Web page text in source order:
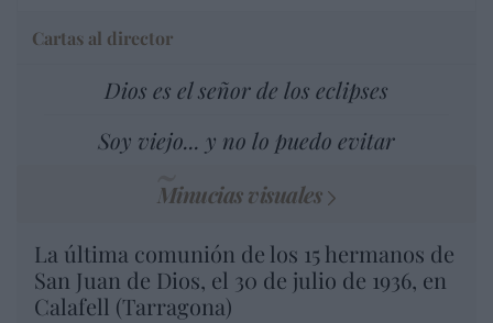
Cartas al director
Dios es el señor de los eclipses
Soy viejo... y no lo puedo evitar
Minucias visuales
La última comunión de los 15 hermanos de
San Juan de Dios, el 30 de julio de 1936, en
Calafell (Tarragona)